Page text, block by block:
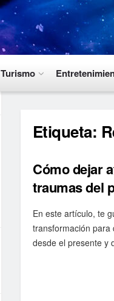
Turismo
Etiqueta:
Cómo dejar
traumas del
En este artículo, te
transformación
desde el presente y